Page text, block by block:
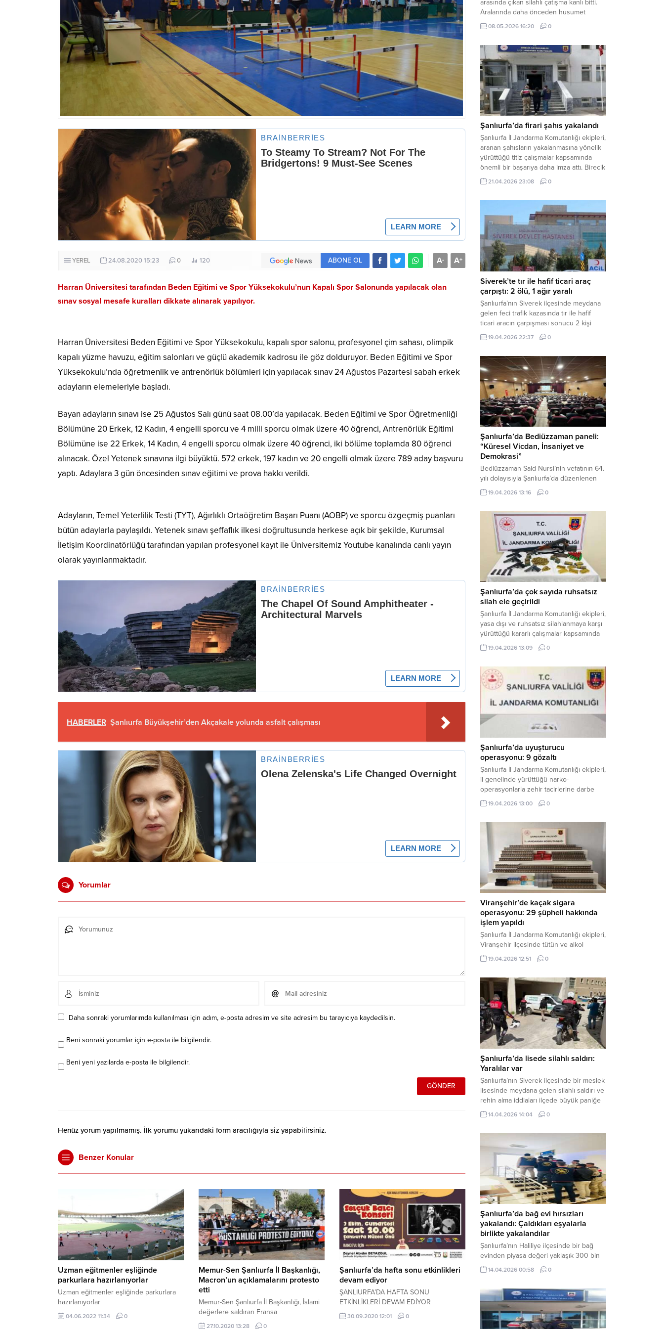
YEREL 24.08.2020 15:23 0 120 A+
A-
ABONE OL
Harran Üniversitesi tarafından Beden Eğitimi ve Spor Yüksekokulu’nun Kapalı Spor Salonunda yapılacak olan
sınav sosyal mesafe kuralları dikkate alınarak yapılıyor.
Harran Üniversitesi Beden Eğitimi ve Spor Yüksekokulu, kapalı spor salonu, profesyonel çim sahası, olimpik
kapalı yüzme havuzu, eğitim salonları ve güçlü akademik kadrosu ile göz dolduruyor. Beden Eğitimi ve Spor
Yüksekokulu’nda öğretmenlik ve antrenörlük bölümleri için yapılacak sınav 24 Ağustos Pazartesi sabah erkek
adayların elemeleriyle başladı.
Bayan adayların sınavı ise 25 Ağustos Salı günü saat 08.00’da yapılacak. Beden Eğitimi ve Spor Öğretmenliği
Bölümüne 20 Erkek, 12 Kadın, 4 engelli sporcu ve 4 milli sporcu olmak üzere 40 öğrenci, Antrenörlük Eğitimi
Bölümüne ise 22 Erkek, 14 Kadın, 4 engelli sporcu olmak üzere 40 öğrenci, iki bölüme toplamda 80 öğrenci
alınacak. Özel Yetenek sınavına ilgi büyüktü. 572 erkek, 197 kadın ve 20 engelli olmak üzere 789 aday başvuru
yaptı. Adaylara 3 gün öncesinden sınav eğitimi ve prova hakkı verildi.
Adayların, Temel Yeterlilik Testi (TYT), Ağırlıklı Ortaöğretim Başarı Puanı (AOBP) ve sporcu özgeçmiş puanları
bütün adaylarla paylaşıldı. Yetenek sınavı şeffaflık ilkesi doğrultusunda herkese açık bir şekilde, Kurumsal
İletişim Koordinatörlüğü tarafından yapılan profesyonel kayıt ile Üniversitemiz Youtube kanalında canlı yayın
olarak yayınlanmaktadır.
HABERLER Şanlıurfa Büyükşehir’den Akçakale yolunda asfalt çalışması
Yorumlar
Daha sonraki yorumlarımda kullanılması için adım, e-posta adresim ve site adresim bu tarayıcıya kaydedilsin.
Beni sonraki yorumlar için e-posta ile bilgilendir.
Beni yeni yazılarda e-posta ile bilgilendir.
Henüz yorum yapılmamış. İlk yorumu yukarıdaki form aracılığıyla siz yapabilirsiniz.
Benzer Konular
Uzman eğitmenler eşliğinde
parkurlara hazırlanıyorlar
Uzman eğitmenler eşliğinde parkurlara
hazırlanıyorlar
04.06.2022 11:34 0
Memur-Sen Şanlıurfa İl Başkanlığı,
Macron’un açıklamalarını protesto
etti
Memur-Sen Şanlıurfa İl Başkanlığı, İslami
değerlere saldıran Fransa
Cumhurbaşkanı Macron'a kitlesel basın
27.10.2020 13:28 0
Şanlıurfa’da hafta sonu etkinlikleri
devam ediyor
ŞANLIURFA’DA HAFTA SONU
ETKİNLİKLERİ DEVAM EDİYOR
30.09.2020 12:01 0
arasında çıkan silahlı çatışma kanlı bitti.
Aralarında daha önceden husumet
olduğu öğrenilen tarafların kavgası
neticesinde 3 kişi olay yerinde yaşamını
ilçesine bağlı kırsal Konaç Mahallesi’nde
meydana geldi. Edinilen bilgilere göre,
aralarında husumet bulunan iki grup
arasında henüz belirlenemeyen bir...
08.05.2026 16:20 0
Şanlıurfa’da firari şahıs yakalandı
Şanlıurfa İl Jandarma Komutanlığı ekipleri,
aranan şahısların yakalanmasına yönelik
yürüttüğü titiz çalışmalar kapsamında
önemli bir başarıya daha imza attı. Birecik
ilçesinde düzenlenen operasyonla,
hakkında kesinleşmiş hapis cezası
teslim edildi. Haber Merkezi – Şanlıurfa
Valiliği İl Basın ve Halkla İlişkiler
Müdürlüğü tarafından yapılan açıklamaya
göre; İl...
21.04.2026 23:08 0
Siverek’te tır ile hafif ticari araç
çarpıştı: 2 ölü, 1 ağır yaralı
Şanlıurfa’nın Siverek ilçesinde meydana
gelen feci trafik kazasında tır ile hafif
ticari aracın çarpışması sonucu 2 kişi
yaşamını yitirdi, 1 kişi ise ağır yaralandı.
Haber Merkezi – Siverek-Adıyaman kara
çarpışması sonucu meydana gelen
kazada can pazarı yaşandı. Kafa Kafaya
Çarpıştılar Edinilen bilgilere göre,
Hüseyin Çelik (29)...
19.04.2026 22:37 0
Şanlıurfa’da Bediüzzaman paneli:
“Küresel Vicdan, İnsaniyet ve
Demokrasi”
Bediüzzaman Said Nursi’nin vefatının 64.
yılı dolayısıyla Şanlıurfa’da düzenlenen
panelde, günümüzün manevi ve
toplumsal sorunlarına Risale-i Nur
Necmettin Cevheri Kültür Merkezi’nde
gerçekleştirilen “Küresel Vicdan,
İnsaniyet ve Demokrasi” başlıklı panel,
hürriyet, adalet ve hukuk vurgularıyla
yoğun katılıma sahne oldu. Haber
Merkezi – Bediüzzaman Eğitim Kültür ve
Sanat...
19.04.2026 13:16 0
Şanlıurfa’da çok sayıda ruhsatsız
silah ele geçirildi
Şanlıurfa İl Jandarma Komutanlığı ekipleri,
yasa dışı ve ruhsatsız silahlanmaya karşı
yürüttüğü kararlı çalışmalar kapsamında
Bozova ilçesinde bir ikamete operasyon
düzenledi. Yapılan aramada çok sayıda
mühimmat ele geçirildi. Haber Merkezi –
Şanlıurfa Valiliği İl Basın ve Halkla İlişkiler
Müdürlüğü tarafından yapılan açıklamaya
göre; 17 Nisan...
19.04.2026 13:09 0
Şanlıurfa’da uyuşturucu
operasyonu: 9 gözaltı
Şanlıurfa İl Jandarma Komutanlığı ekipleri,
il genelinde yürüttüğü narko-
operasyonlarla zehir tacirlerine darbe
indirdi. Üç ilçede eş zamanlı
gerçekleştirilen faaliyetlerde çeşitli
şüpheli hakkında adli işlem başlatıldı.
Haber Merkezi – Şanlıurfa Valiliği İl Basın
ve Halkla İlişkiler Müdürlüğü’nden yapılan
açıklamaya göre, İl Jandarma Komutanlığı
tarafından “Narkotik Suçlarla...
19.04.2026 13:00 0
Viranşehir’de kaçak sigara
operasyonu: 29 şüpheli hakkında
işlem yapıldı
Şanlıurfa İl Jandarma Komutanlığı ekipleri,
Viranşehir ilçesinde tütün ve alkol
kaçakçılığına yönelik yürüttüğü kapsamlı
çalışmalar neticesinde binlerce paket
Operasyon kapsamında çok sayıda şahıs
hakkında adli süreç başlatıldı. Haber
Merkezi – Şanlıurfa Valiliği bünyesinde İl
Jandarma Komutanlığı tarafından
gerçekleştirilen “Tütün ve Alkol
Kaçakçılarına Yönelik Çalışmalar” tüm...
19.04.2026 12:51 0
Şanlıurfa’da lisede silahlı saldırı:
Yaralılar var
Şanlıurfa’nın Siverek ilçesinde bir meslek
lisesinde meydana gelen silahlı saldırı ve
rehin alma iddiaları ilçede büyük paniğe
neden oldu. Olay yerine çok sayıda özel
harekat polisi ve sağlık ekibi sevk
çalışmaları devam ediyor. Haber Merkezi
– Siverek ilçesi Hasan Çelebi
Mahallesi’nde bulunan Ahmet Koyuncu
Mesleki...
14.04.2026 14:04 0
Şanlıurfa’da bağ evi hırsızları
yakalandı: Çaldıkları eşyalarla
birlikte yakalandılar
Şanlıurfa’nın Haliliye ilçesinde bir bağ
evinden piyasa değeri yaklaşık 300 bin
TL olan eşyaları çalan şüpheliler,
jandarmanın başarılı operasyonuyla
şüpheliden 2’si tutuklanarak cezaevine
gönderildi. Haber Merkezi – Şanlıurfa İl
Jandarma Komutanlığı, “Faili Meçhul
Hırsızlık Olaylarının Aydınlatılmasına”
14.04.2026 00:58 0